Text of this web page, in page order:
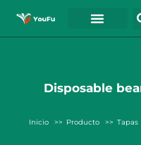
Disposable
Inicio Producto Tapas